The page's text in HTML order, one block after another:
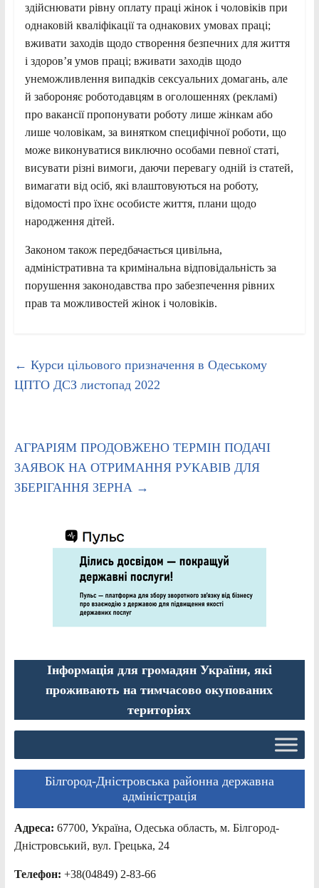
здійснювати рівну оплату праці жінок і чоловіків при
однаковій кваліфікації та однакових умовах праці;
вживати заходів щодо створення безпечних для життя
і здоров’я умов праці; вживати заходів щодо
унеможливлення випадків сексуальних домагань, але
й забороняє роботодавцям в оголошеннях (рекламі)
про вакансії пропонувати роботу лише жінкам або
лише чоловікам, за винятком специфічної роботи, що
може виконуватися виключно особами певної статі,
висувати різні вимоги, даючи перевагу одній із статей,
вимагати від осіб, які влаштовуються на роботу,
відомості про їхнє особисте життя, плани щодо
народження дітей.
Законом також передбачається цивільна,
адміністративна та кримінальна відповідальність за
порушення законодавства про забезпечення рівних
прав та можливостей жінок і чоловіків.
← Курси цільового призначення в Одеському
ЦПТО ДСЗ листопад 2022
АГРАРІЯМ ПРОДОВЖЕНО ТЕРМІН ПОДАЧІ
ЗАЯВОК НА ОТРИМАННЯ РУКАВІВ ДЛЯ
ЗБЕРІГАННЯ ЗЕРНА →
Інформація для громадян України, які
проживають на тимчасово окупованих
територіях
Білгород-Дністровська районна державна
адміністрація
Адреса: 67700, Україна, Одеська область, м. Білгород-
Дністровський, вул. Грецька, 24
Телефон: +38(04849) 2-83-66